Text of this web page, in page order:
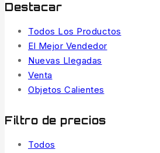
Destacar
Todos Los Productos
El Mejor Vendedor
Nuevas Llegadas
Venta
Objetos Calientes
Filtro de precios
Todos